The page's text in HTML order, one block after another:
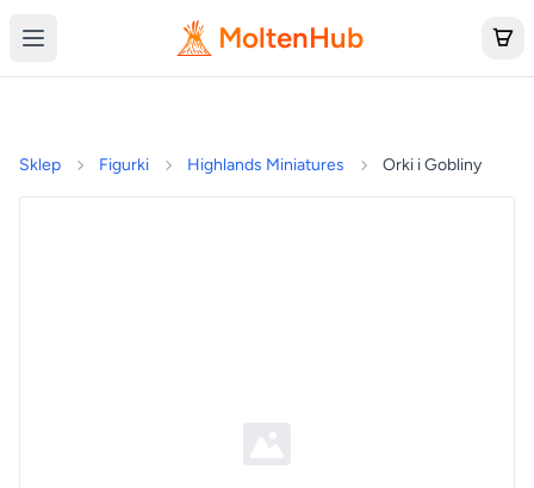
MoltenHub
Sklep Figurki Highlands Miniatures Orki i Gobliny